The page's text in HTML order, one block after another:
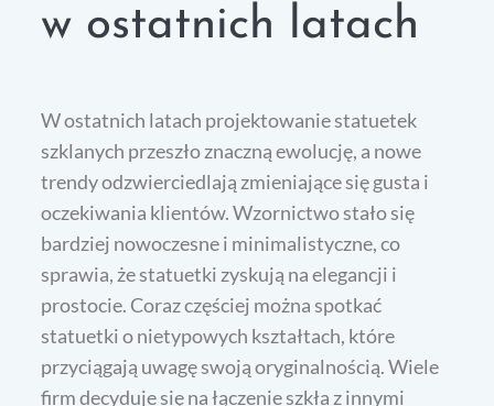
w ostatnich latach
W ostatnich latach projektowanie statuetek
szklanych przeszło znaczną ewolucję, a nowe
trendy odzwierciedlają zmieniające się gusta i
oczekiwania klientów. Wzornictwo stało się
bardziej nowoczesne i minimalistyczne, co
sprawia, że statuetki zyskują na elegancji i
prostocie. Coraz częściej można spotkać
statuetki o nietypowych kształtach, które
przyciągają uwagę swoją oryginalnością. Wiele
firm decyduje się na łączenie szkła z innymi